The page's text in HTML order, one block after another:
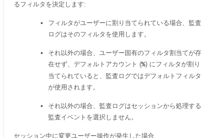
るフィルタを決定します:
フィルタがユーザーに割り当てられている場合、監査
ログはそのフィルタを使用します。
それ以外の場合、ユーザー固有のフィルタ割当てが存
在せず、デフォルトアカウント (%) にフィルタが割り
当てられていると、監査ログではデフォルトフィルタ
が使用されます。
それ以外の場合、監査ログはセッションから処理する
監査イベントを選択しません。
セッション中に変更ユーザー操作が発生した場合